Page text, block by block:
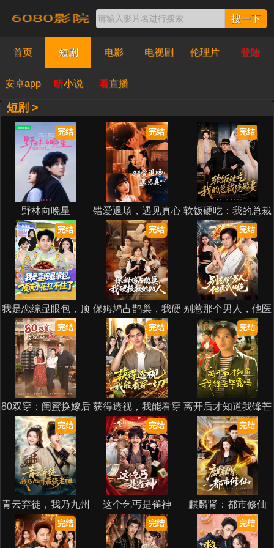
搜一下
首页 短剧 电影 电视剧 伦理片 登陆
安卓app 听小说 看直播
短剧 >
完结
野林向晚星
完结
错爱退场，遇见真心
完结
软饭硬吃：我的总裁
隐婚妻
完结
我是恋综显眼包，顶
流小花扛不住了
完结
保姆鸠占鹊巢，我硬
核教她做人
完结
别惹那个男人，他医
武双绝
完结
80双穿：闺蜜换嫁后
赢麻了
完结
获得透视，我能看穿
一切
完结
离开后才知道我锋芒
毕露吗
完结
青云弃徒，我乃九州
最强老祖
完结
这个乞丐是雀神
完结
麒麟肾：都市修仙
完结 完结 完结